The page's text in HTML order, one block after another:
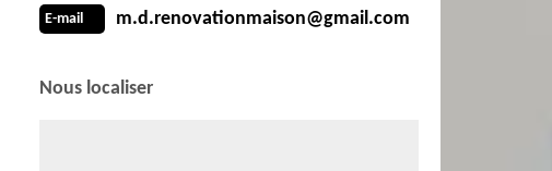
E-mail m.d.renovationmaison@gmail.com
Nous localiser